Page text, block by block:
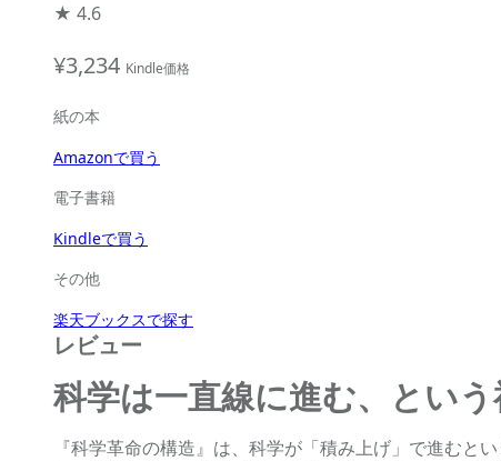
★ 4.6
¥3,234 Kindle価格
紙の本
Amazonで買う
電子書籍
Kindleで買う
その他
楽天ブックスで探す
レビュー
科学は一直線に進む、とい
『科学革命の構造』は、科学が「積み上げ」で進む